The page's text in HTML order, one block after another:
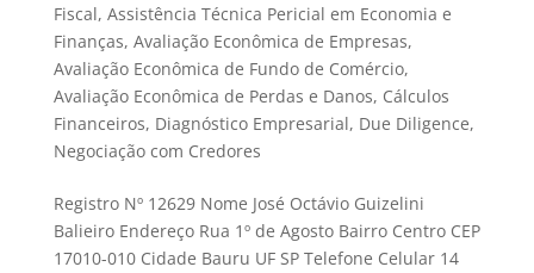
Fiscal, Assistência Técnica Pericial em Economia e
Finanças, Avaliação Econômica de Empresas,
Avaliação Econômica de Fundo de Comércio,
Avaliação Econômica de Perdas e Danos, Cálculos
Financeiros, Diagnóstico Empresarial, Due Diligence,
Negociação com Credores
Registro Nº 12629 Nome José Octávio Guizelini
Balieiro Endereço Rua 1º de Agosto Bairro Centro CEP
17010-010 Cidade Bauru UF SP Telefone Celular 14